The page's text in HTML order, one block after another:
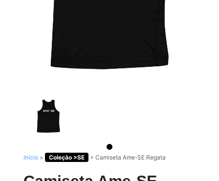
Início > Coleção >SE > Camiseta Ame-SE Regata